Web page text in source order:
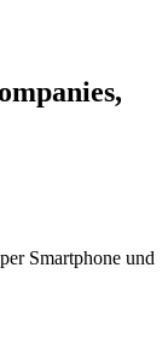
Smartphone und